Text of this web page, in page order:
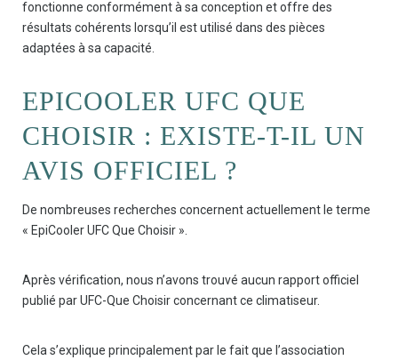
fonctionne conformément à sa conception et offre des
résultats cohérents lorsqu’il est utilisé dans des pièces
adaptées à sa capacité.
EPICOOLER UFC QUE
CHOISIR : EXISTE-T-IL UN
AVIS OFFICIEL ?
De nombreuses recherches concernent actuellement le terme
« EpiCooler UFC Que Choisir ».
Après vérification, nous n’avons trouvé aucun rapport officiel
publié par UFC-Que Choisir concernant ce climatiseur.
Cela s’explique principalement par le fait que l’association